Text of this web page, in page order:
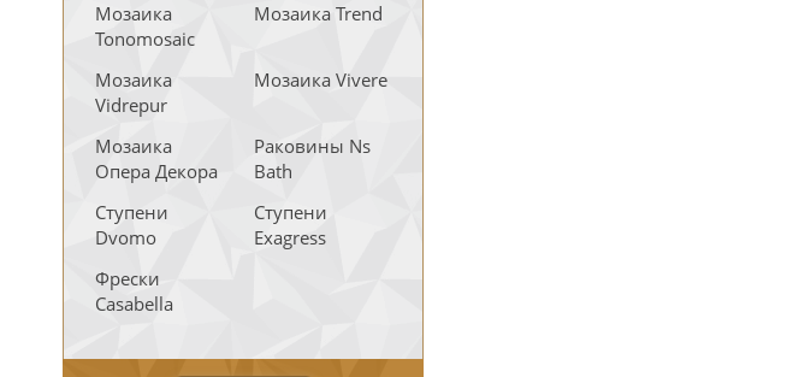
Мозаика
Tonomosaic
Мозаика Trend
Мозаика
Vidrepur
Мозаика Vivere
Мозаика
Опера Декора
Раковины Ns
Bath
Ступени
Dvomo
Ступени
Exagress
Фрески
Casabella